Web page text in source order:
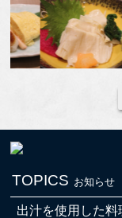
TOPICS お知らせ
出汁を使用した料